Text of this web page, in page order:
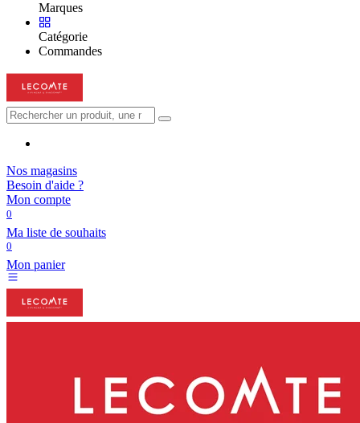
Marques
Catégorie
Commandes
Nos magasins
Besoin d'aide ?
Mon compte
0
Ma liste de souhaits
0
Mon panier